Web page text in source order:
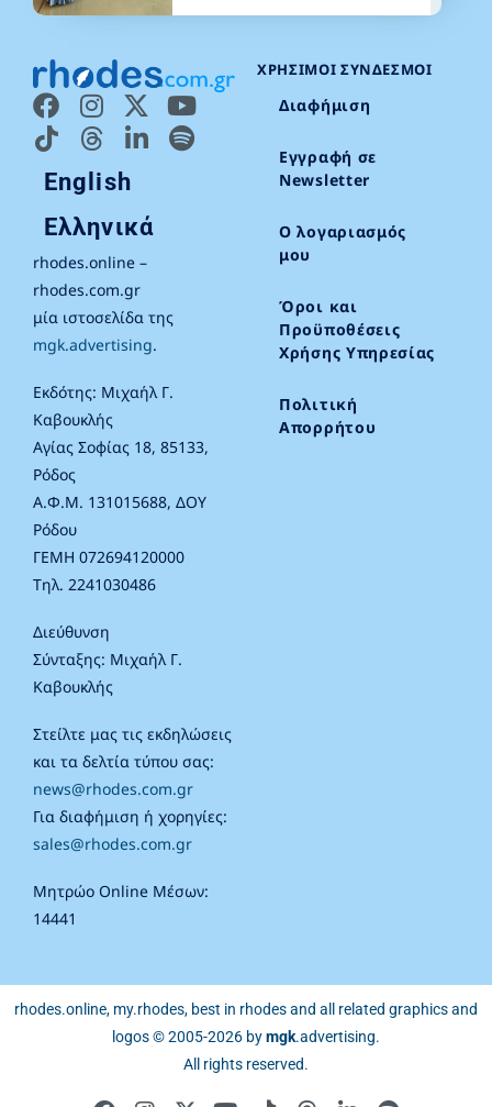
English
Ελληνικά
rhodes.online –
rhodes.com.gr
μία ιστοσελίδα της
mgk.advertising.
Εκδότης: Μιχαήλ Γ.
Καβουκλής
Αγίας Σοφίας 18, 85133,
Ρόδος
Α.Φ.Μ. 131015688, ΔΟΥ
Ρόδου
ΓΕΜΗ 072694120000
Τηλ. 2241030486
Διεύθυνση
Σύνταξης: Μιχαήλ Γ.
Καβουκλής
Στείλτε μας τις εκδηλώσεις
και τα δελτία τύπου σας:
news@rhodes.com.gr
Για διαφήμιση ή χορηγίες:
sales@rhodes.com.gr
Μητρώο Online Μέσων:
14441
ΧΡΉΣΙΜΟΙ ΣΎΝΔΕΣΜΟΙ
Διαφήμιση
Εγγραφή σε
Newsletter
Ο λογαριασμός
μου
Όροι και
Προϋποθέσεις
Χρήσης Υπηρεσίας
Πολιτική
Απορρήτου
rhodes.online, my.rhodes, best in rhodes and all related graphics and
logos © 2005-2026 bymgk.advertising.
All rights reserved.